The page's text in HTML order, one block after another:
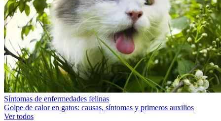
Síntomas de enfermedades felinas
Golpe de calor en gatos: causas, síntomas y primeros auxilios
Ver todos